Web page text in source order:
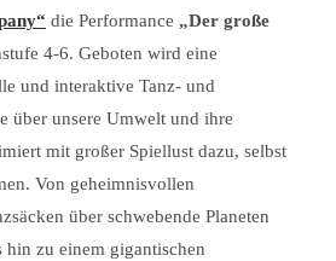
die Performance „Der große
4-6. Geboten wird eine
und interaktive Tanz- und
über unsere Umwelt und ihre
mit großer Spiellust dazu, selbst
Von geheimnisvollen
über schwebende Planeten
hin zu einem gigantischen